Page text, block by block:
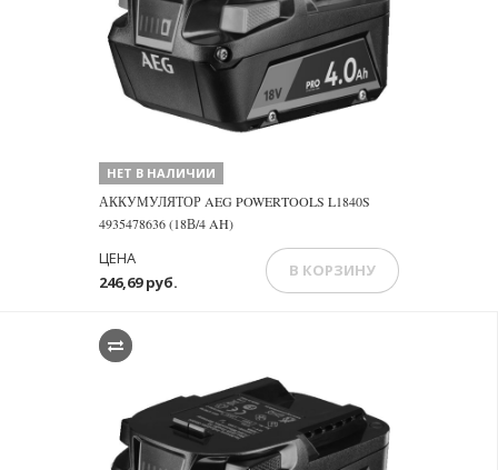
НЕТ В НАЛИЧИИ
АККУМУЛЯТОР AEG POWERTOOLS L1840S
4935478636 (18В/4 AH)
246,69 руб.
ЦЕНА
В КОРЗИНУ